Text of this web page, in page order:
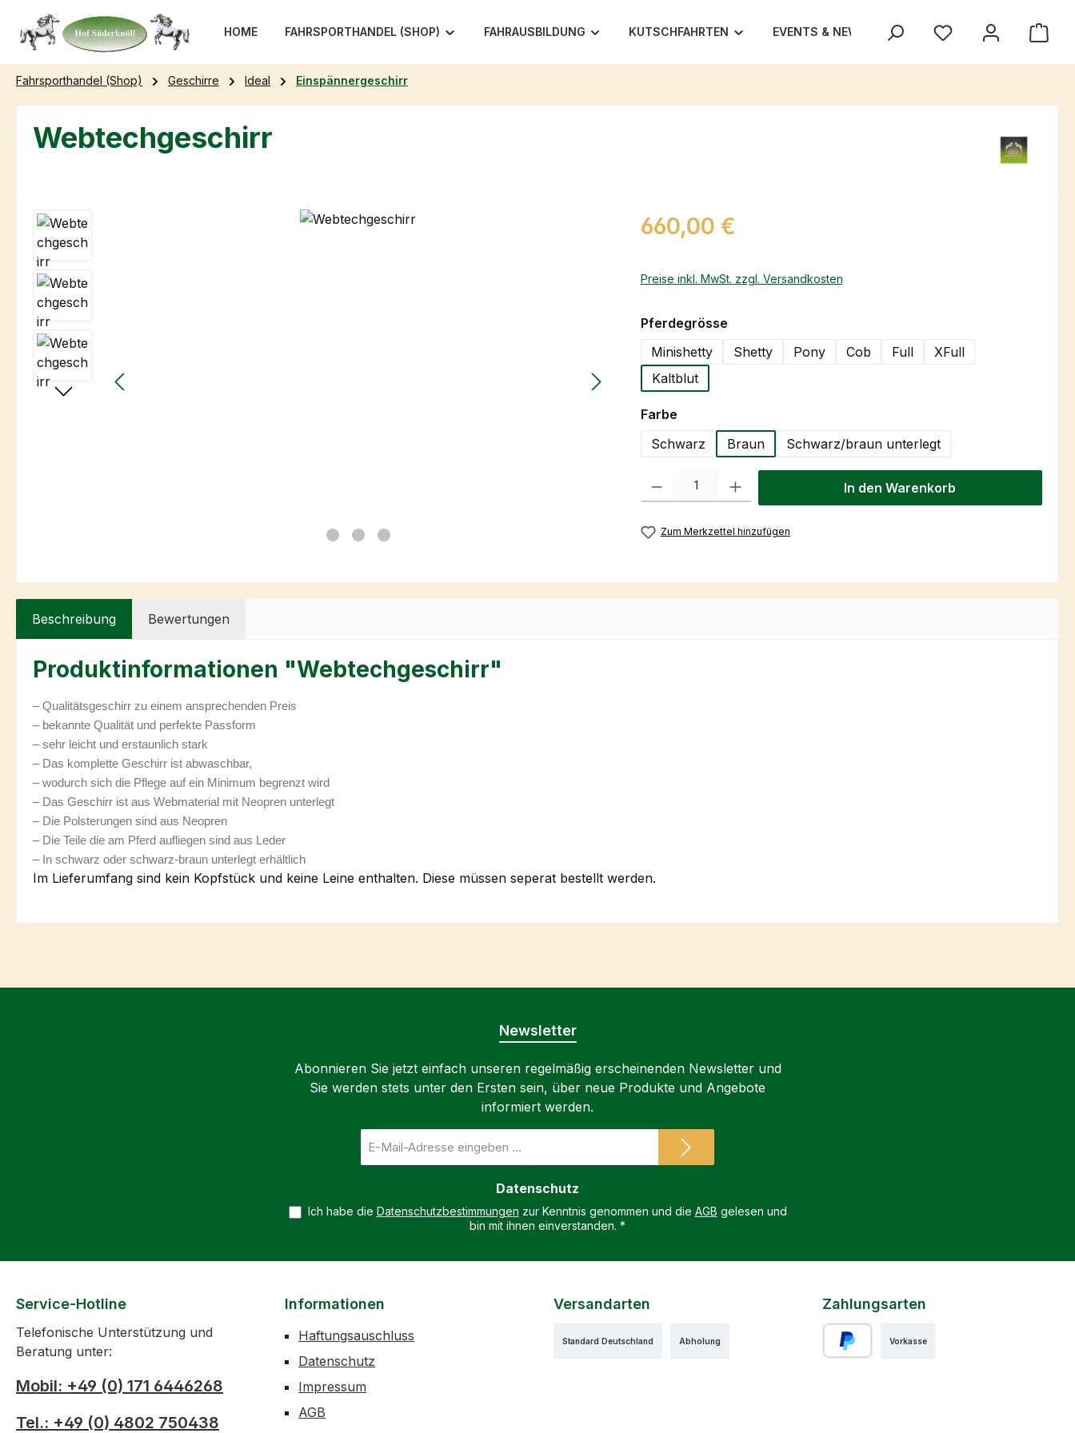
Hauptinhalt springen
Zur Suche springen
Zur Hauptnavigation springen
HOME FAHRSPORTHANDEL (SHOP) FAHRAUSBILDUNG KUTSCHFAHRTEN EVENTS & NEWS UNSER TEAM TEXAS
Fahrsporthandel (Shop) Geschirre Ideal Einspännergeschirr
Webtechgeschirr
Bildergalerie überspringen Regulärer Preis:
660,00 €
Preise inkl. MwSt. zzgl. Versandkosten
Pferdegrösseauswählen
Minishetty
Shetty Pony Cob Full
XFull
Kaltblut
Farbeauswählen
Schwarz
Braun Schwarz/braun unterlegt
Produkt Anzahl: Gib den gewünschten Wert ein oder benutze die Schaltflächen
In den Warenkorb
Zum Merkzettel hinzufügen
Beschreibung Bewertungen
Produktinformationen "Webtechgeschirr"
– Qualitätsgeschirr zu einem ansprechenden Preis
– bekannte Qualität und perfekte Passform
– sehr leicht und erstaunlich stark
– Das komplette Geschirr ist abwaschbar,
– wodurch sich die Pflege auf ein Minimum begrenzt wird
– Das Geschirr ist aus Webmaterial mit Neopren unterlegt
– Die Polsterungen sind aus Neopren
– Die Teile die am Pferd aufliegen sind aus Leder
– In schwarz oder schwarz-braun unterlegt erhältlich
Im Lieferumfang sind kein Kopfstück und keine Leine enthalten. Diese müssen seperat bestellt werden.
Newsletter
Abonnieren Sie jetzt einfach unseren regelmäßig erscheinenden Newsletter und
Sie werden stets unter den Ersten sein, über neue Produkte und Angebote
informiert werden.
Mail-
Datenschutz
Ich habe die Datenschutzbestimmungen zur Kenntnis genommen und die AGB gelesen und
bin mit ihnen einverstanden. *
Service-Hotline
Telefonische Unterstützung und
Beratung unter:
Mobil: +49 (0) 171 6446268
Tel.: +49 (0) 4802 750438
Informationen
Haftungsauschluss
Datenschutz
Impressum
AGB
Versandarten
Standard Deutschland Abholung
Zahlungsarten
Vorkasse